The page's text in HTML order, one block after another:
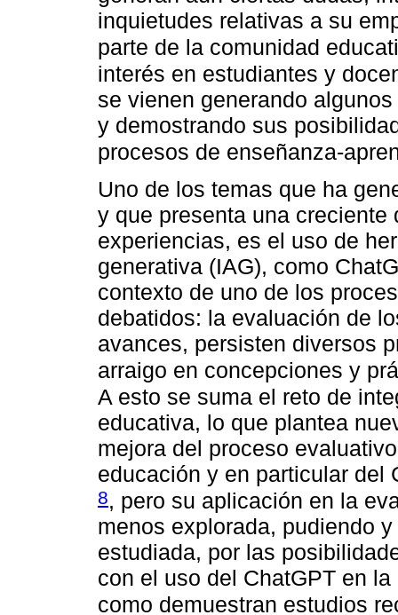
inquietudes relativas a su
parte de la comunidad
interés en estudiantes y
se vienen generando
y demostrando sus
procesos de enseñanza-
Uno de los temas que ha
y que presenta una
experiencias, es el uso de
generativa (IAG), como
contexto de uno de los
debatidos: la evaluación de
avances, persisten diversos
arraigo en concepciones y
A esto se suma el reto de
educativa, lo que plantea
mejora del proceso
educación y en particular del
8, pero su aplicación en la
menos explorada, pudiendo
estudiada, por las
con el uso del ChatGPT en
como demuestran estudios